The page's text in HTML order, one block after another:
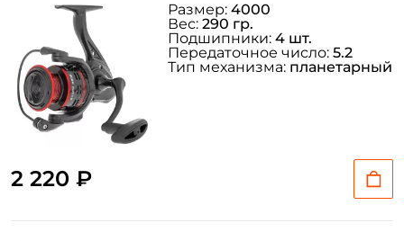
2 220 ₽
Размер: 4000
Вес: 290 гр.
Подшипники: 4 шт.
Передаточное число: 5.2
Тип механизма: планетарный